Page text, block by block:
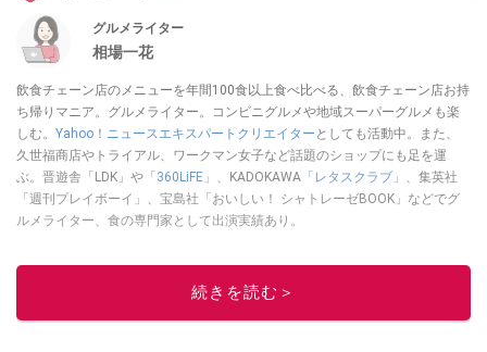
グルメライター
相場一花
飲食チェーン店のメニューを年間100食以上食べ比べる、飲食チェーン店お持
ち帰りマニア。グルメライター。コンビニグルメや地域スーパーグルメも楽
しむ。 Yahoo！ニュースエキスパートクリエイター としても活動中。また、
久世福商店やトライアル、ワークマン女子など話題のショップにも足を運
ぶ。晋遊舎「LDK」や 「360LiFE」 、KADOKAWA 「レタスクラブ」 、集英社
「週刊プレイボーイ」、宝島社「おいしい！ シャトレーゼBOOK」などでグ
ルメライター、食の専門家として出演実績あり。
続きを読む＞